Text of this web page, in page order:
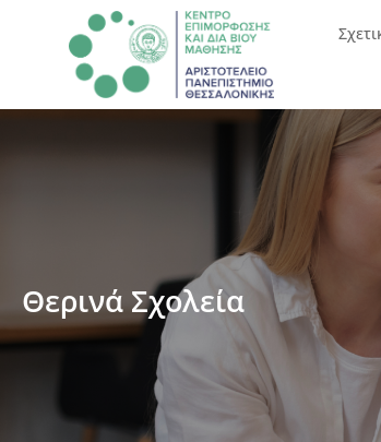
Θερινά Σχολεία